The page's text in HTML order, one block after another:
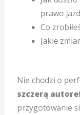
prawo
Co
Jakie
Nie chodzi o
szczerą
przygotowanie